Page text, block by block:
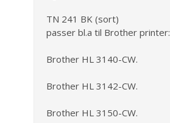
TN 241 BK (sort)
passer bl.a til Brother printer:
Brother HL 3140-CW.
Brother HL 3142-CW.
Brother HL 3150-CW.